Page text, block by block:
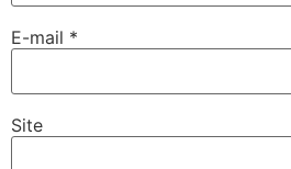
E-mail *
Site